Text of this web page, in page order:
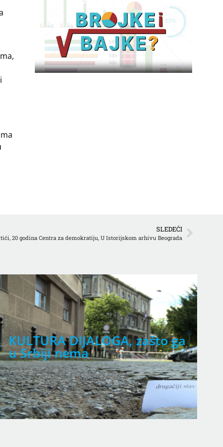
SLEDEĆI
20 godina Centra za demokratiju, U Istorijskom arhivu Beograda
UBISTVA NOVINARA, prve
presude